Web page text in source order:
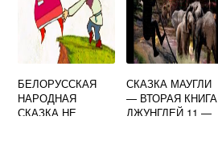
БЕЛОРУССКАЯ
НАРОДНАЯ
СКАЗКА НЕ
СКАЗКА МАУГЛИ
— ВТОРАЯ КНИГА
ДЖУНГЛЕЙ 11 —